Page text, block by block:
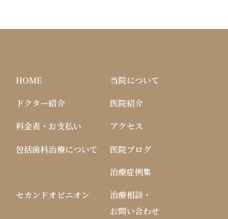
HOME
当院について
ドクター紹介
医院紹介
料金表・お支払い
アクセス
包括歯科治療について
医院ブログ
治療症例集
治療相談・
お問い合わせ
セカンドオピニオン